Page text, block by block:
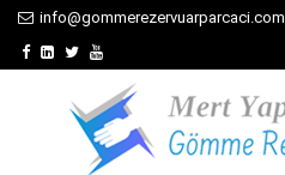
info@gommerezervuarparcaci.com